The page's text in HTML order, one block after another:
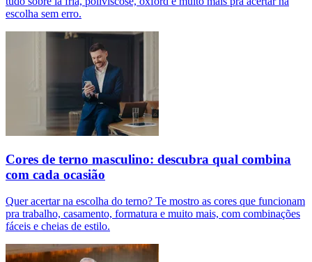
escolha sem erro.
Cores de terno masculino: descubra qual combina
com cada ocasião
Quer acertar na escolha do terno? Te mostro as cores que funcionam
pra trabalho, casamento, formatura e muito mais, com combinações
fáceis e cheias de estilo.